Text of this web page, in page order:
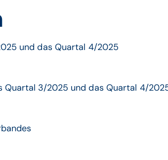
und das Quartal 4/2025
Quartal 3/2025 und das Quartal 4/